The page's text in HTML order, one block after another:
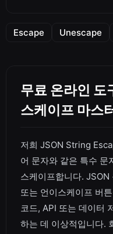
Escape Unescape
무료 온라인 도
스케이프 마스
저희 JSON String
어 문자와 같은 특수 문
스케이프합니다.
또는 언이스케이프 버
코드, API 또는 데이터
하는 데 이상적입니다.